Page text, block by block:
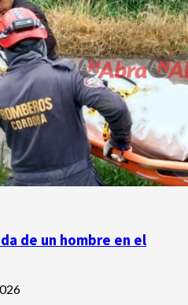
de un hombre en el